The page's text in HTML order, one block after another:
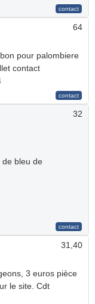
64
pour palombiere
contact
32
de bleu de
31,40
3 euros pièce
le site. Cdt